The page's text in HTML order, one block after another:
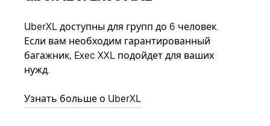
UberXL доступны для групп до 6 человек.
Если вам необходим гарантированный
багажник, Exec XXL подойдет для ваших
нужд.
Узнать больше о UberXL